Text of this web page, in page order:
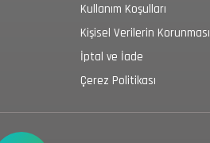
Kullanım Koşulları
Kişisel Verilerin Korunması
İptal ve İade
Çerez Politikası